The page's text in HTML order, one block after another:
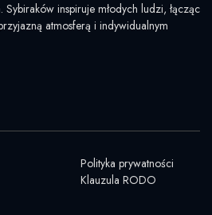
Sybiraków inspiruje młodych ludzi, łącząc
atmosferą i indywidualnym
Polityka prywatności
Klauzula RODO